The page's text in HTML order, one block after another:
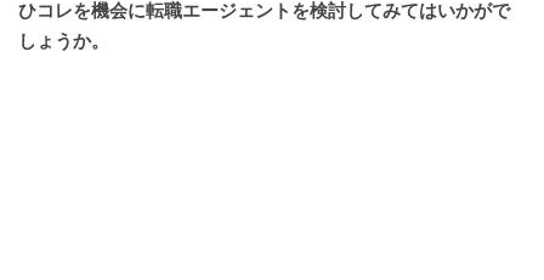
ひコレを機会に転職エージェントを検討してみてはいかがで
しょうか。